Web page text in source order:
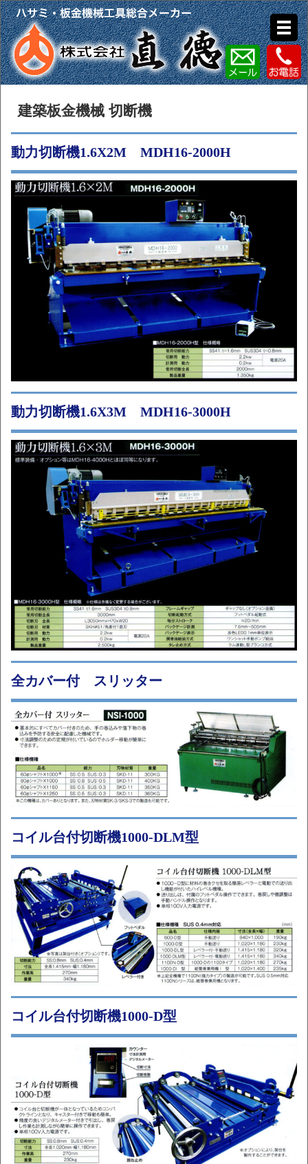
建築板金機械 切断機
動力切断機1.6X2M MDH16-2000H
動力切断機1.6X3M MDH16-3000H
全カバー付 スリッター
コイル台付切断機1000-DLM型
コイル台付切断機1000-D型